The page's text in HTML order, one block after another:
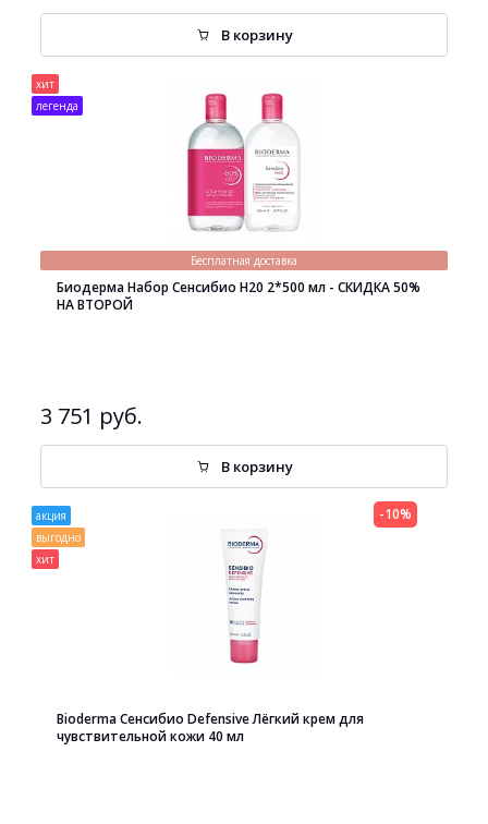
В корзину
хит
легенда
Бесплатная доставка
Биодерма Набор Сенсибио H20 2*500 мл - СКИДКА 50%
НА ВТОРОЙ
3 751 руб.
В корзину
акция
выгодно
хит
Bioderma Сенсибио Defensive Лёгкий крем для
чувствительной кожи 40 мл
-10%